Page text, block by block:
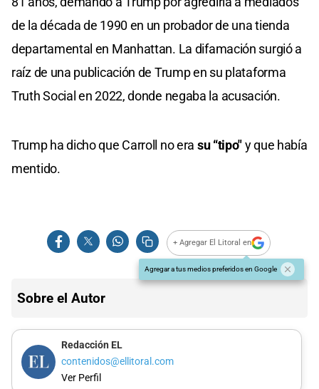
de la década de 1990 en un probador de una tienda
departamental en Manhattan. La difamación surgió a
raíz de una publicación de Trump en su plataforma
Truth Social en 2022, donde negaba la acusación.
Trump ha dicho que Carroll no era su “tipo"y que había
mentido.
+ Agregar El Litoral en
Agregar a tus medios preferidos en Google
Sobre el Autor
Redacción EL
contenidos@ellitoral.com
Ver Perfil